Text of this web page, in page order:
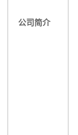
公司简介